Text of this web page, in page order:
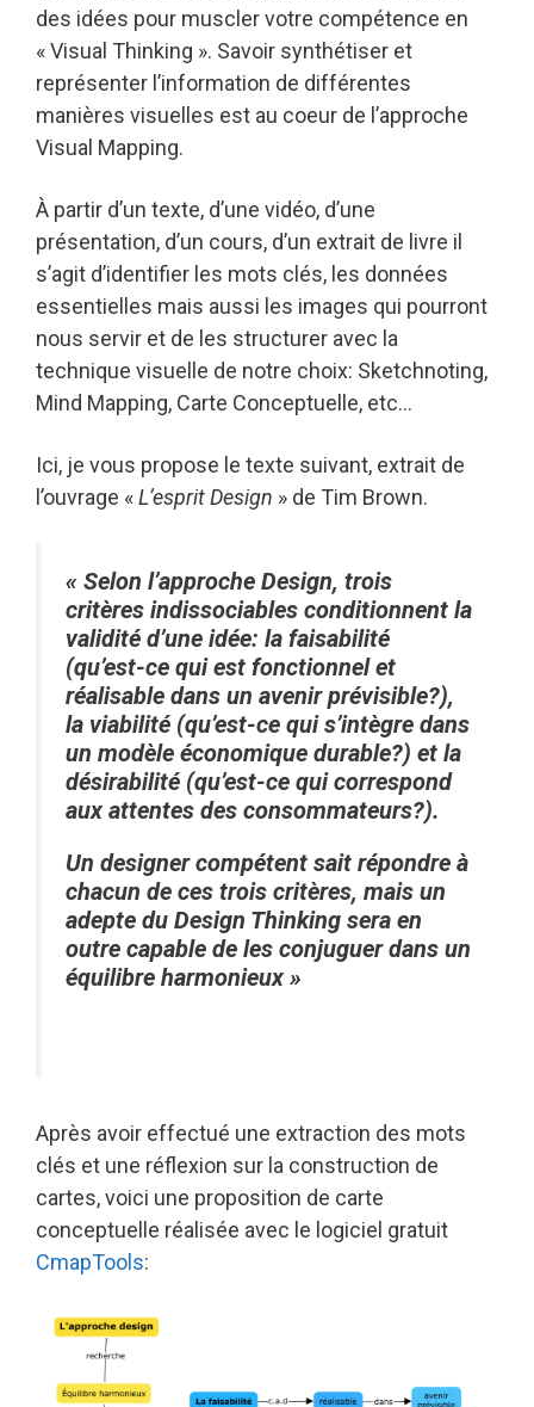
des idées pour muscler votre compétence en
« Visual Thinking ». Savoir synthétiser et
représenter l’information de différentes
manières visuelles est au coeur de l’approche
Visual Mapping.
À partir d’un texte, d’une vidéo, d’une
présentation, d’un cours, d’un extrait de livre il
s’agit d’identifier les mots clés, les données
essentielles mais aussi les images qui pourront
nous servir et de les structurer avec la
technique visuelle de notre choix: Sketchnoting,
Mind Mapping, Carte Conceptuelle, etc…
Ici, je vous propose le texte suivant, extrait de
l’ouvrage «L’esprit Design » de Tim Brown.
« Selon l’approche Design, trois
critères indissociables conditionnent la
validité d’une idée: la faisabilité
(qu’est-ce qui est fonctionnel et
réalisable dans un avenir prévisible?),
la viabilité (qu’est-ce qui s’intègre dans
un modèle économique durable?) et la
désirabilité (qu’est-ce qui correspond
aux attentes des consommateurs?).
Un designer compétent sait répondre à
chacun de ces trois critères, mais un
adepte du Design Thinking sera en
outre capable de les conjuguer dans un
équilibre harmonieux »
Après avoir effectué une extraction des mots
clés et une réflexion sur la construction de
cartes, voici une proposition de carte
conceptuelle réalisée avec le logiciel gratuit
CmapTools: